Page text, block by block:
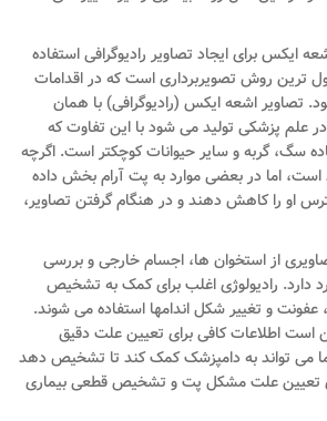
ایکس برای ایجاد تصاویر رادیوگرافی استفاده
ترین روش تصویربرداری است که در اقدامات
تصاویر اشعه ایکس (رادیوگرافی) با همان
علم پزشکی تولید می شود با این تفاوت که
سگ، گربه و سایر حیوانات کوچکتر است. اگرچه
اما در بعضی موارد به پت آرام بخش داده
او را کاهش دهند و در هنگام گرفتن تصاویر،
از استخوان ها، اجسام خارجی و بررسی
دارد. رادیولوژی اغلب برای کمک به تشخیص
عفونت و تغییر شکل اندامها استفاده می شوند.
است اطلاعات کافی برای تعیین علت دقیق
می تواند به دامپزشک کمک کند تا تشخیص دهد
تعیین علت مشکل پت و تشخیص قطعی بیماری